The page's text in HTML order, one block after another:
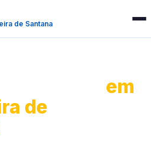
de Santana
em
de